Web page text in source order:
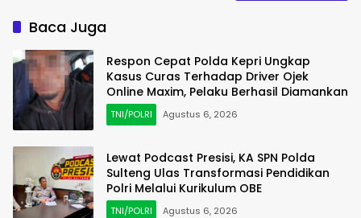
Baca Juga
Respon Cepat Polda Kepri Ungkap
Kasus Curas Terhadap Driver Ojek
Online Maxim, Pelaku Berhasil Diamankan
TNI/POLRI Agustus 6, 2026
Lewat Podcast Presisi, KA SPN Polda
Sulteng Ulas Transformasi Pendidikan
Polri Melalui Kurikulum OBE
TNI/POLRI Agustus 6, 2026